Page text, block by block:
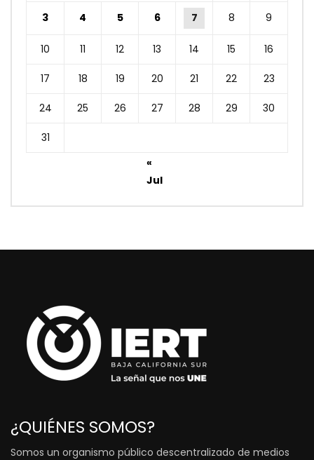
3 4 5 6 7 8 9
10 11 12 13 14 15 16
17 18 19 20 21 22 23
24 25 26 27 28 29 30
31
«
Jul
¿QUIÉNES SOMOS?
Somos un organismo público descentralizado de medios